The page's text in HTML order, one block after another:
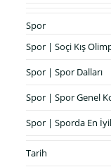
Spor
Spor | Soçi Kış
Spor | Spor Dalları
Spor | Spor Genel
Spor | Sporda En
Tarih